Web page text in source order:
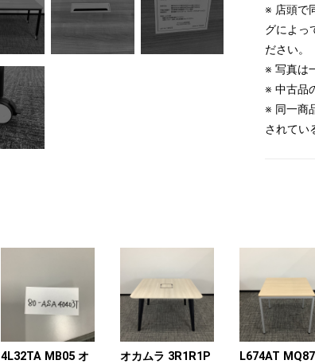
※ 店頭で
グによっ
ださい。
※ 写真は
※ 中古品
※ 同一商
されてい
4L32TA MB05 オ
オカムラ 3R1R1P
L674AT